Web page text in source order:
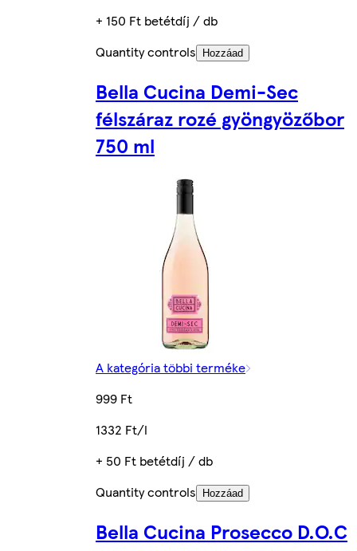
+ 150 Ft betétdíj / db
Quantity controls
Hozzáad
Bella Cucina Demi-Sec
félszáraz rozé gyöngyözőbor
750 ml
A kategória többi terméke
999 Ft
1332 Ft/l
+ 50 Ft betétdíj / db
Quantity controls
Hozzáad
Bella Cucina Prosecco D.O.C